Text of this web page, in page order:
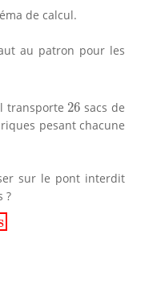
de calcul.
au patron pour les
transporte 26
26 sacs de
pesant chacune
sur le pont interdit
?